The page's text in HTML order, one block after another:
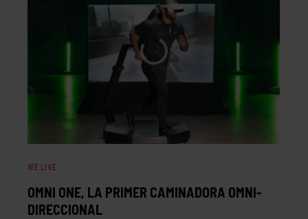
WE LIVE
OMNI ONE, LA PRIMER CAMINADORA OMNI-
DIRECCIONAL